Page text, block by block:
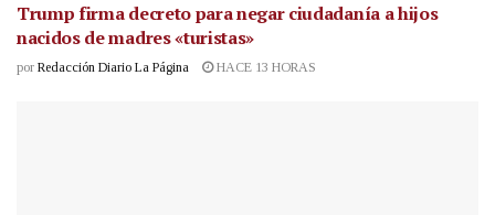
Trump firma decreto para negar ciudadanía a hijos
nacidos de madres «turistas»
por Redacción Diario La Página HACE 13 HORAS